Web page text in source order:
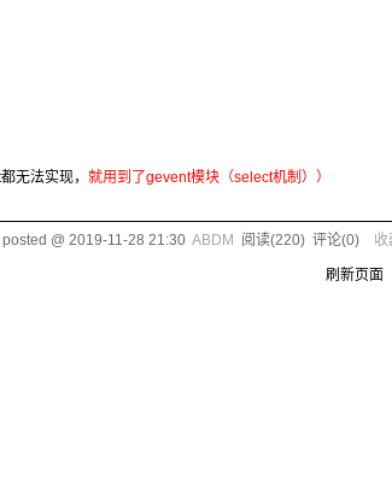
无法实现， 就用到了gevent模块（select机制））
posted @ 2019-11-28 21:30 ABDM 阅读(220) 评论(0) 收
刷新页面